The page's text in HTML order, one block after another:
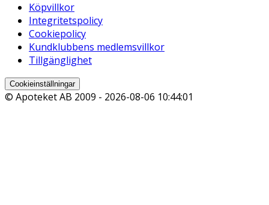
Köpvillkor
Integritetspolicy
Cookiepolicy
Kundklubbens medlemsvillkor
Tillgänglighet
Cookieinställningar
© Apoteket AB 2009 - 2026-08-06 10:44:01